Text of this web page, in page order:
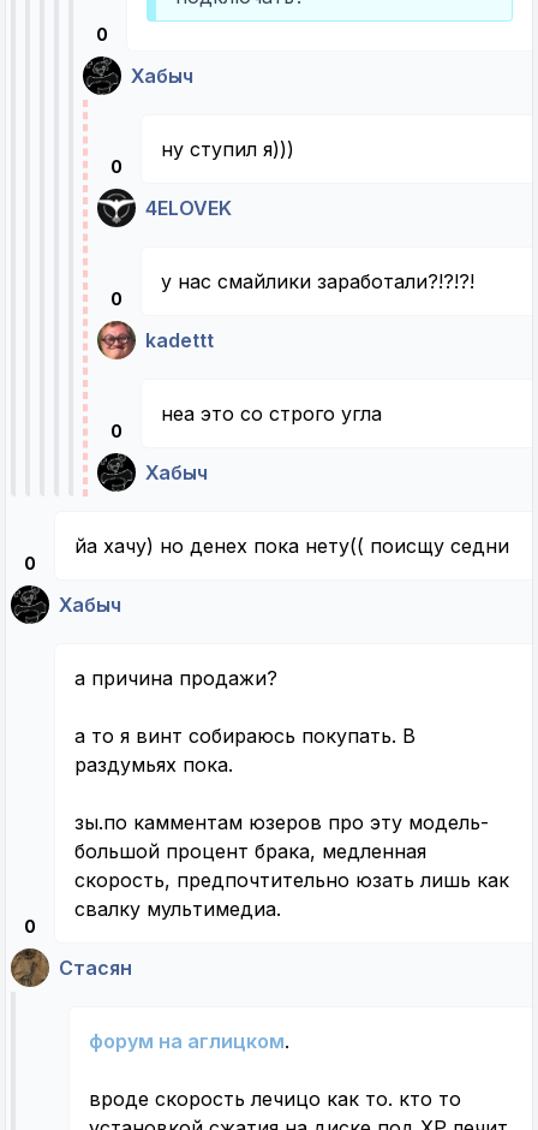
0
Хабыч
0
ну ступил я)))
4ELOVEK
0
у нас смайлики заработали?!?!?!
kadettt
0
неа это со строго угла
Хабыч
0
йа хачу) но денех пока нету(( поисщу седни
Хабыч
0
а причина продажи?
а то я винт собираюсь покупать. В
раздумьях пока.
зы.по камментам юзеров про эту модель-
большой процент брака, медленная
скорость, предпочтительно юзать лишь как
свалку мультимедиа.
Стасян
форум на аглицком.
вроде скорость лечицо как то. кто то